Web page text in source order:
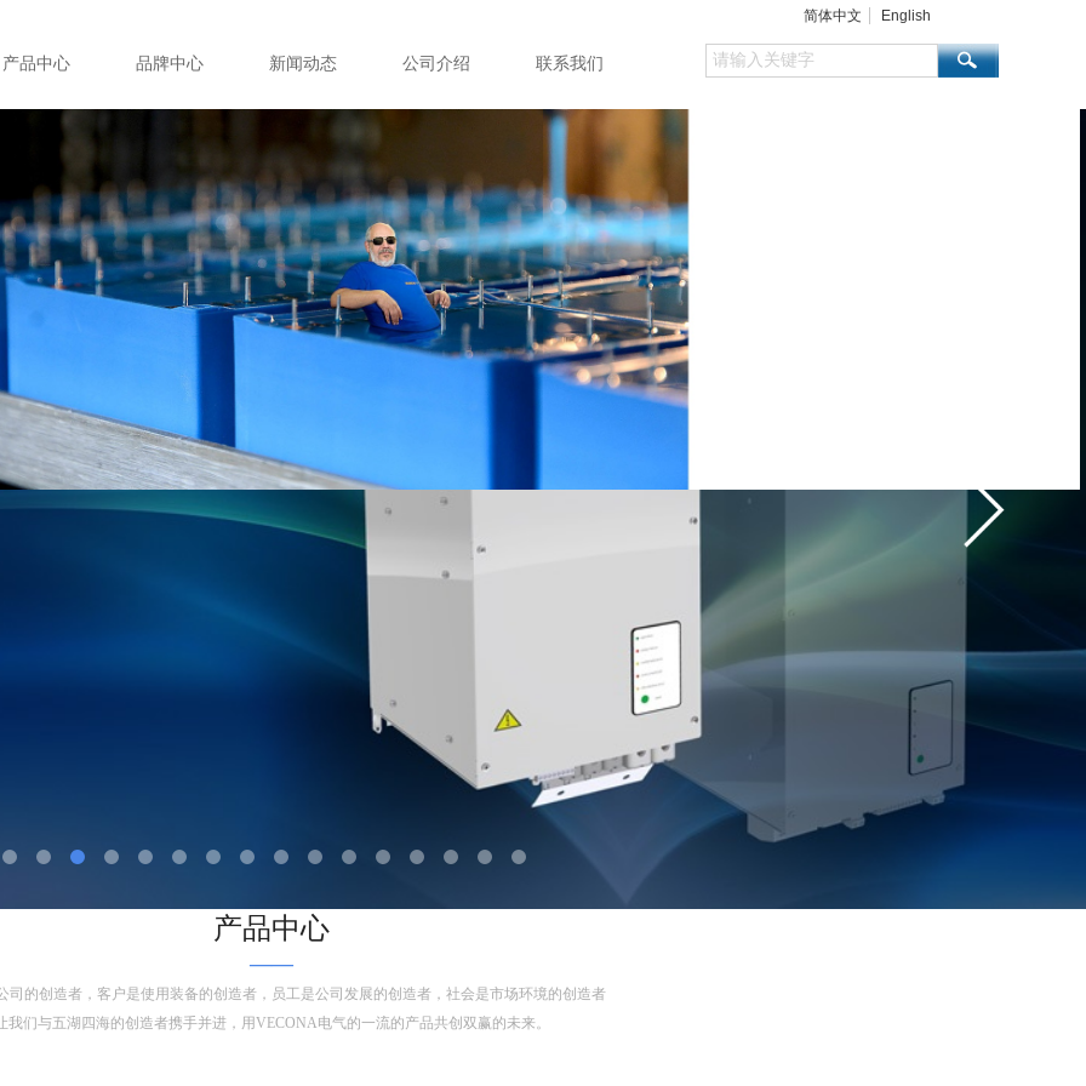
产品中心
——
司的创造者，客户是使用装备的创造者，员工是公司发展的创造者，社会是市场环境的创造者
我们与五湖四海的创造者携手并进，用VECONA电气的一流的产品共创双赢的未来。
产品中心 品牌中心 新闻动态 公司介绍 联系我们
简体中文 English